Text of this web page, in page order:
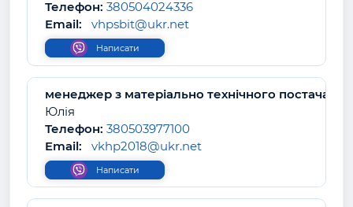
Телефон: 380504024336
Email:
vhpsbit@ukr.net
Написати
менеджер з матеріально технічного постачання
Юлія
Телефон: 380503977100
Email:
vkhp2018@ukr.net
Написати